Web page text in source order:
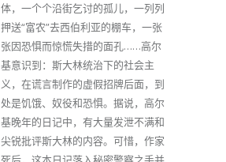
体，一个个沿街乞讨的孤儿，一列列
押送“富农”去西伯利亚的棚车，一张
张因恐惧而惊慌失措的面孔……高尔
基意识到：斯大林统治下的社会主
义，在谎言制作的虚假招牌后面，到
处是饥饿、奴役和恐惧。据说，高尔
基晚年的日记中，有大量发泄不满和
尖锐批评斯大林的内容。可惜，作家